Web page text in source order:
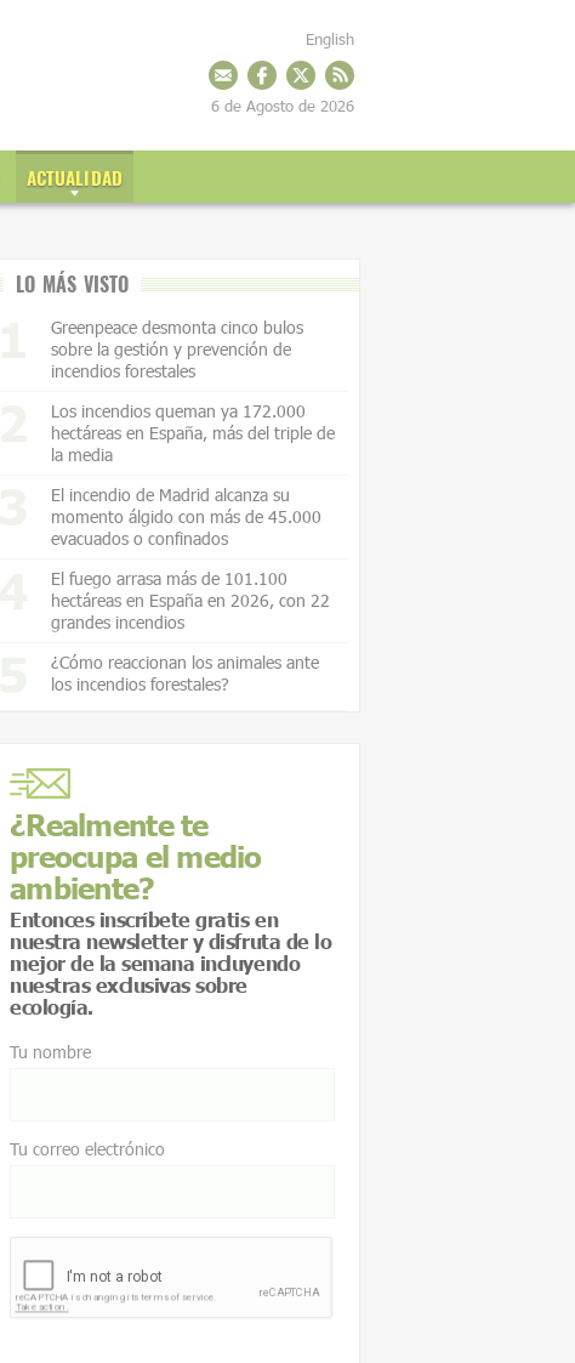
ACTUALIDAD
English
6 de Agosto de 2026
LO MÁS VISTO
Greenpeace desmonta cinco bulos
sobre la gestión y prevención de
incendios forestales
Los incendios queman ya 172.000
hectáreas en España, más del triple de
la media
El incendio de Madrid alcanza su
momento álgido con más de 45.000
evacuados o confinados
El fuego arrasa más de 101.100
hectáreas en España en 2026, con 22
grandes incendios
¿Cómo reaccionan los animales ante
los incendios forestales?
¿Realmente te
preocupa el medio
ambiente?
Entonces inscríbete gratis en
nuestra newsletter y disfruta de lo
mejor de la semana incluyendo
nuestras exclusivas sobre
ecología.
Tu nombre
Tu correo electrónico